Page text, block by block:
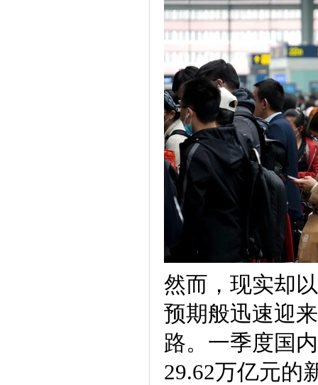
然而，现实却
预期般迅速迎
路。一季度国
29.62万亿元的